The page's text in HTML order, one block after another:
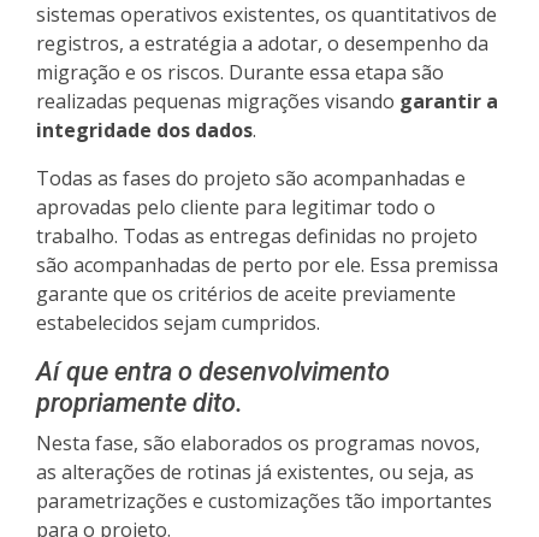
sistemas operativos existentes, os quantitativos de
registros, a estratégia a adotar, o desempenho da
migração e os riscos. Durante essa etapa são
realizadas pequenas migrações visando garantir a
integridade dos dados.
Todas as fases do projeto são acompanhadas e
aprovadas pelo cliente para legitimar todo o
trabalho. Todas as entregas definidas no projeto
são acompanhadas de perto por ele. Essa premissa
garante que os critérios de aceite previamente
estabelecidos sejam cumpridos.
Aí que entra o desenvolvimento
propriamente dito.
Nesta fase, são elaborados os programas novos,
as alterações de rotinas já existentes, ou seja, as
parametrizações e customizações tão importantes
para o projeto.